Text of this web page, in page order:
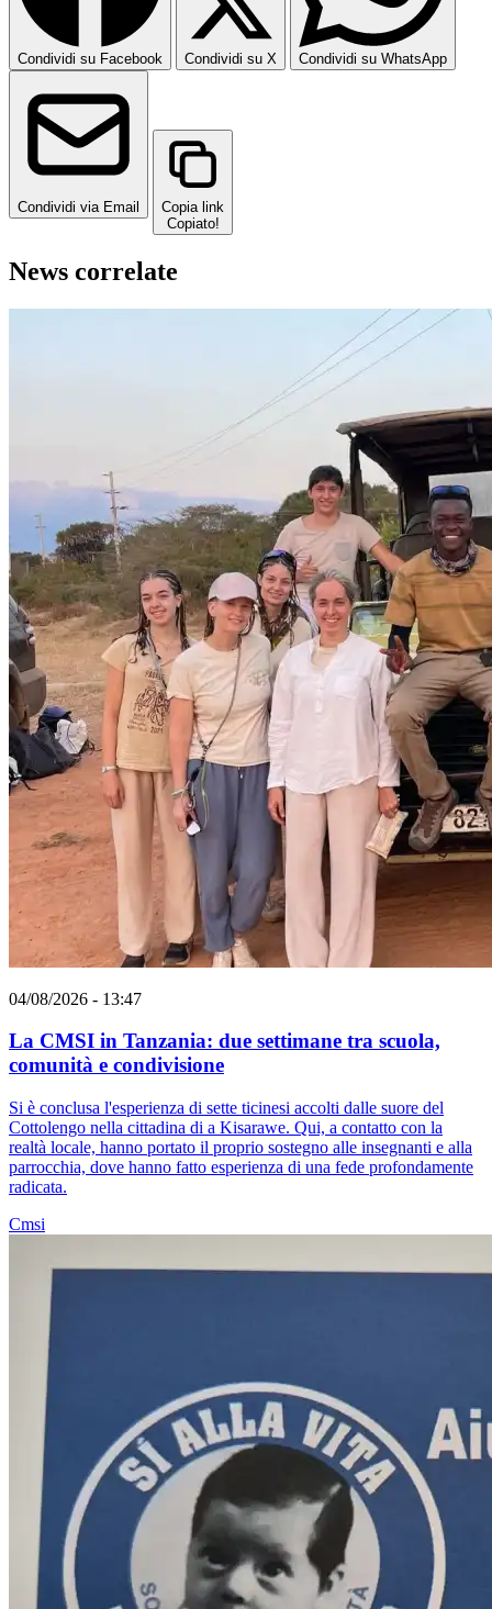
Condividi su Facebook Condividi su X Condividi su WhatsApp
Condividi via Email
Copia link
Copiato!
News correlate
04/08/2026 - 13:47
La CMSI in Tanzania: due settimane tra scuola,
comunità e condivisione
Si è conclusa l'esperienza di sette ticinesi accolti dalle suore del
Cottolengo nella cittadina di a Kisarawe. Qui, a contatto con la
realtà locale, hanno portato il proprio sostegno alle insegnanti e alla
parrocchia, dove hanno fatto esperienza di una fede profondamente
radicata.
Cmsi